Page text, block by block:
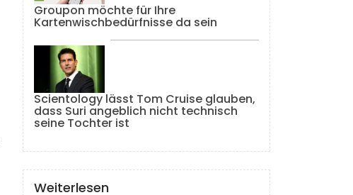
Groupon möchte für Ihre
Kartenwischbedürfnisse da sein
Scientology lässt Tom Cruise glauben,
dass Suri angeblich nicht technisch
seine Tochter ist
Weiterlesen